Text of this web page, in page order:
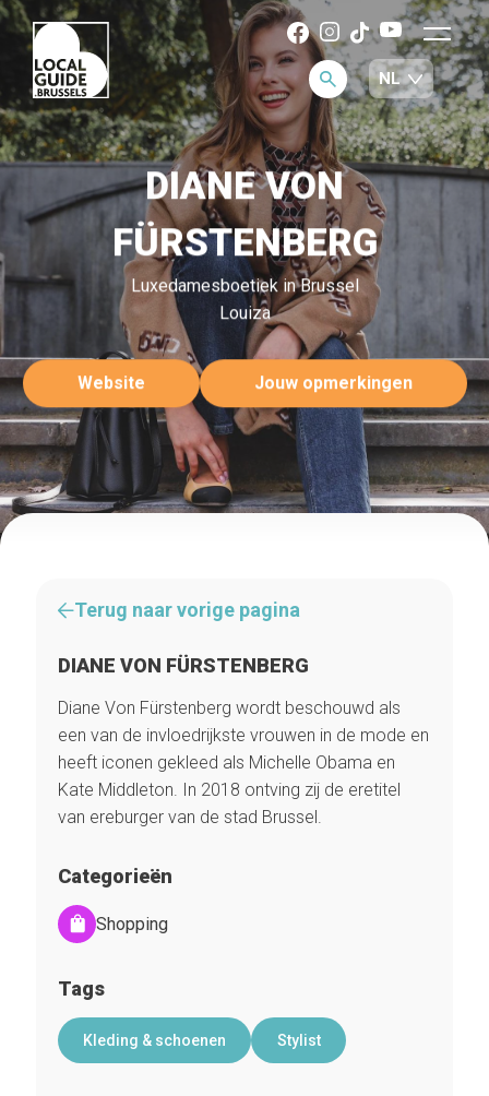
DIANE VON
FÜRSTENBERG
Luxedamesboetiek in Brussel
Louiza
Website Jouw opmerkingen
Terug naar vorige pagina
DIANE VON FÜRSTENBERG
Diane Von Fürstenberg wordt beschouwd als
een van de invloedrijkste vrouwen in de mode en
heeft iconen gekleed als Michelle Obama en
Kate Middleton. In 2018 ontving zij de eretitel
van ereburger van de stad Brussel.
Categorieën
Shopping
Tags
Kleding & schoenen Stylist